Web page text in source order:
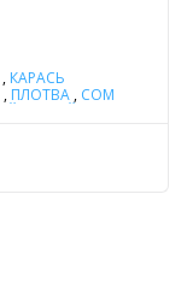
, КАРАСЬ
, ПЛОТВА , СОМ